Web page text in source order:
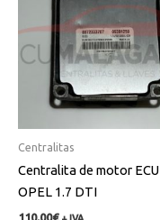
Centralitas
Centralita de motor ECU
OPEL 1.7 DTI
110,00€ + IVA